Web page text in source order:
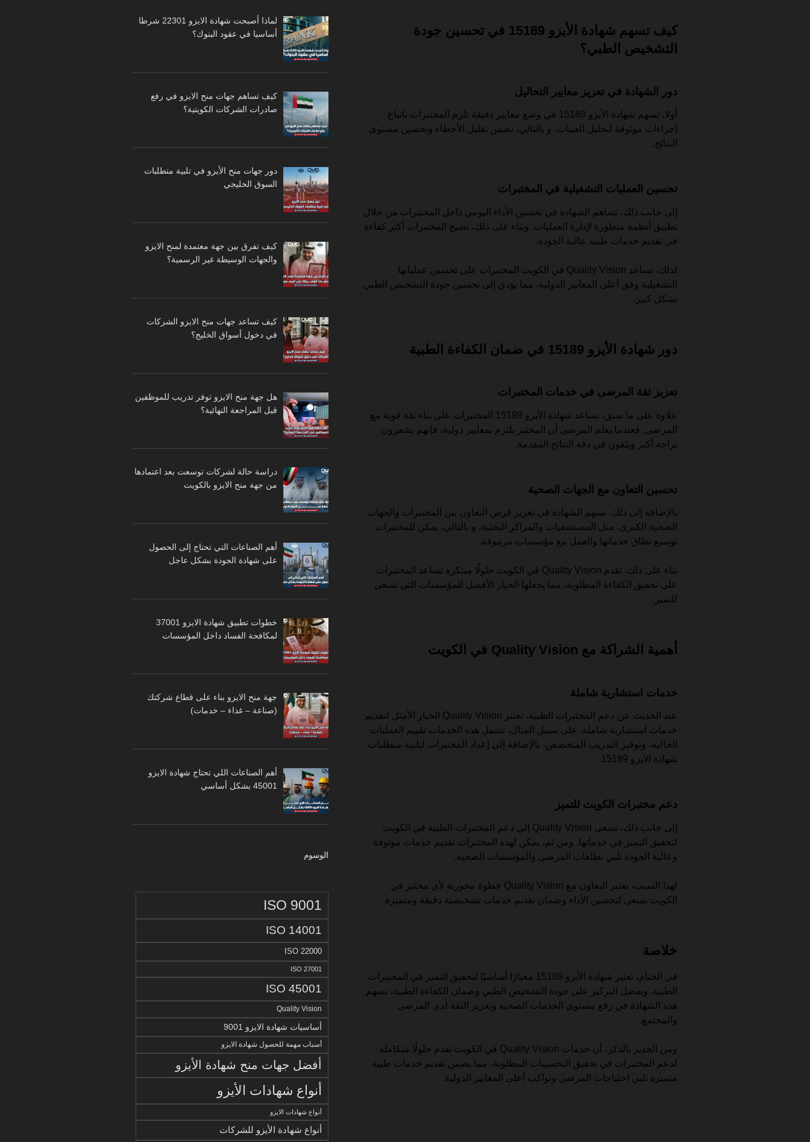
كيف تسهم شهادة الأيزو 15189 في تحسين جودة
التشخيص الطبي؟
دور الشهادة في تعزيز معايير التحاليل
أولا، تسهم شهادة الأيزو 15189 في وضع معايير دقيقة تلزم المختبرات باتباع
إجراءات موثوقة لتحليل العينات. و بالتالي، تضمن تقليل الأخطاء وتحسين مستوى
النتائج.
تحسين العمليات التشغيلية في المختبرات
إلى جانب ذلك، تساهم الشهادة في تحسين الأداء اليومي داخل المختبرات من خلال
تطبيق أنظمة متطورة لإدارة العمليات. وبناء على ذلك، تصبح المختبرات أكثر كفاءة
في تقديم خدمات طبية عالية الجودة.
لذلك، تساعد Quality Vision في الكويت المختبرات على تحسين عملياتها
التشغيلية وفق أعلى المعايير الدولية، مما يؤدي إلى تحسين جودة التشخيص الطبي
بشكل كبير.
دور شهادة الأيزو 15189 في ضمان الكفاءة الطبية
تعزيز ثقة المرضى في خدمات المختبرات
علاوة على ما سبق، تساعد شهادة الأيزو 15189 المختبرات على بناء ثقة قوية مع
المرضى. فعندما يعلم المرضى أن المختبر يلتزم بمعايير دولية، فإنهم يشعرون
براحة أكبر ويثقون في دقة النتائج المقدمة.
تحسين التعاون مع الجهات الصحية
بالإضافة إلى ذلك، تسهم الشهادة في تعزيز فرص التعاون بين المختبرات والجهات
الصحية الكبرى، مثل المستشفيات والمراكز البحثية. و بالتالي، يمكن للمختبرات
توسيع نطاق خدماتها والعمل مع مؤسسات مرموقة.
بناء على ذلك، تقدم Quality Vision في الكويت حلولًا مبتكرة تساعد المختبرات
على تحقيق الكفاءة المطلوبة، مما يجعلها الخيار الأفضل للمؤسسات التي تسعى
للتميز.
أهمية الشراكة مع Quality Vision في الكويت
خدمات استشارية شاملة
عند الحديث عن دعم المختبرات الطبية، تعتبر Quality Vision الخيار الأمثل لتقديم
خدمات استشارية شاملة. على سبيل المثال، تشمل هذه الخدمات تقييم العمليات
الحالية، وتوفير التدريب المتخصص، بالإضافة إلى إعداد المختبرات لتلبية متطلبات
شهادة الأيزو 15189.
دعم مختبرات الكويت للتميز
إلى جانب ذلك، تسعى Quality Vision إلى دعم المختبرات الطبية في الكويت
لتحقيق التميز في خدماتها. ومن ثم، يمكن لهذه المختبرات تقديم خدمات موثوقة
وعالية الجودة تلبي تطلعات المرضى والمؤسسات الصحية.
لهذا السبب، يعتبر التعاون مع Quality Vision خطوة محورية لأي مختبر في
الكويت يسعى لتحسين الأداء وضمان تقديم خدمات تشخيصية دقيقة ومتميزة.
خلاصة
في الختام، تعتبر شهادة الأيزو 15189 معيارًا أساسيًا لتحقيق التميز في المختبرات
الطبية. وبفضل التركيز على جودة التشخيص الطبي وضمان الكفاءة الطبية، تسهم
هذه الشهادة في رفع مستوى الخدمات الصحية وتعزيز الثقة لدى المرضى
والمجتمع.
ومن الجدير بالذكر، أن خدمات Quality Vision في الكويت تقدم حلولًا متكاملة
لدعم المختبرات في تحقيق التحسينات المطلوبة، مما يضمن تقديم خدمات طبية
متميزة تلبي احتياجات المرضى وتواكب أعلى المعايير الدولية.
لماذا أصبحت شهادة الايزو 22301 شرطا
أساسيا في عقود البنوك؟
كيف تساهم جهات منح الايزو في رفع
صادرات الشركات الكويتية؟
دور جهات منح الأيزو في تلبية متطلبات
السوق الخليجي
كيف تفرق بين جهة معتمدة لمنح الايزو
والجهات الوسيطة غير الرسمية؟
كيف تساعد جهات منح الايزو الشركات
في دخول أسواق الخليج؟
هل جهة منح الايزو توفر تدريب للموظفين
قبل المراجعة النهائية؟
دراسة حالة لشركات توسعت بعد اعتمادها
من جهة منح الايزو بالكويت
أهم الصناعات التي تحتاج إلى الحصول
على شهادة الجودة بشكل عاجل
خطوات تطبيق شهادة الايزو 37001
لمكافحة الفساد داخل المؤسسات
جهة منح الايزو بناء على قطاع شركتك
(صناعة – غذاء – خدمات)
أهم الصناعات اللي تحتاج شهادة الايزو
45001 بشكل أساسي
الوسوم
ISO 9001
ISO 14001
ISO 22000
ISO 27001
ISO 45001
Quality Vision
أساسيات شهادة الايزو 9001
أسباب مهمة للحصول شهادة الايزو
أفضل جهات منح شهادة الأيزو
أنواع شهادات الأيزو
أنواع شهادات الايزو
أنواع شهادة الأيزو للشركات